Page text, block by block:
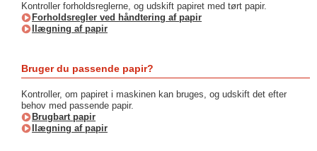
Kontroller forholdsreglerne, og udskift papiret med tørt papir.
Forholdsregler ved håndtering af papir
Ilægning af papir
Bruger du passende papir?
Kontroller, om papiret i maskinen kan bruges, og udskift det efter
behov med passende papir.
Brugbart papir
Ilægning af papir